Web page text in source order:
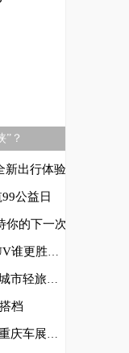
”？
新出行体验
公益日
你的下一次
胜一筹？
首赴贵阳！
档
23日开启盲订